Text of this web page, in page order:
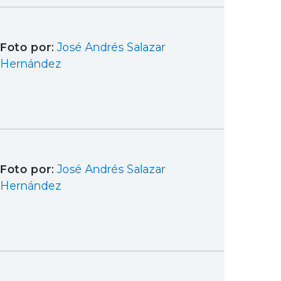
Foto por: José Andrés Salazar
Hernández
Foto por: José Andrés Salazar
Hernández